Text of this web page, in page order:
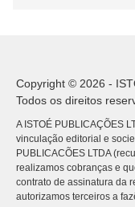
Copyright © 2026 -
Todos os direitos
A ISTOÉ PUBLICAÇÕES
vinculação editorial e
PUBLICACÕES LTDA
realizamos cobranças e
contrato de assinatura da
autorizamos terceiros a